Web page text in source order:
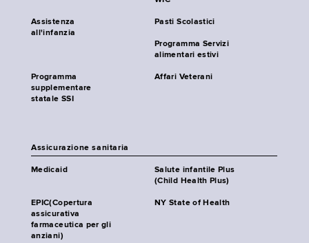
Assistenza
all'infanzia
Pasti Scolastici
Programma Servizi
alimentari estivi
Programma
supplementare
statale SSI
Affari Veterani
Assicurazione sanitaria
Medicaid
Salute infantile Plus
(Child Health Plus)
EPIC(Copertura
assicurativa
farmaceutica per gli
anziani)
NY State of Health